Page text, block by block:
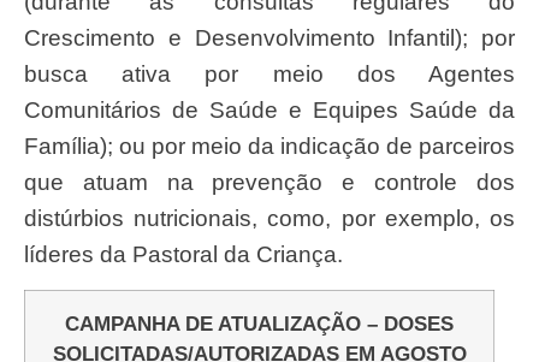
Crescimento e Desenvolvimento Infantil); por
busca ativa por meio dos Agentes
Comunitários de Saúde e Equipes Saúde da
Família); ou por meio da indicação de parceiros
que atuam na prevenção e controle dos
distúrbios nutricionais, como, por exemplo, os
líderes da Pastoral da Criança.
CAMPANHA DE ATUALIZAÇÃO – DOSES
SOLICITADAS/AUTORIZADAS EM AGOSTO